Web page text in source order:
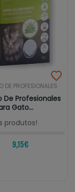
DE PROFESIONALES
De Profesionales
Gato
produtos!
9,15 €